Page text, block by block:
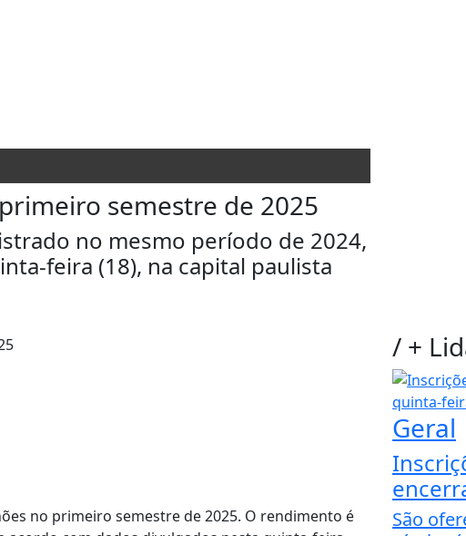
semestre de 2025
no mesmo período de 2024,
feira (18), na capital paulista
no primeiro semestre de 2025. O rendimento é
/ +
Geral
São